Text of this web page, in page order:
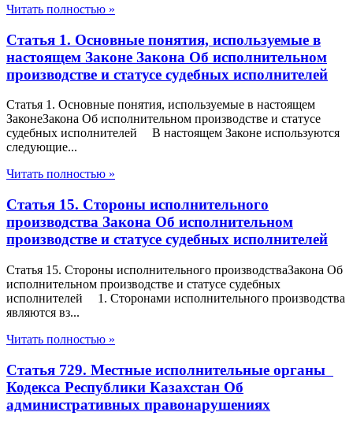
Читать полностью »
Статья 1. Основные понятия, используемые в
настоящем Законе Закона Об исполнительном
производстве и статусе судебных исполнителей
Статья 1. Основные понятия, используемые в настоящем
ЗаконеЗакона Об исполнительном производстве и статусе
судебных исполнителей В настоящем Законе используются
следующие...
Читать полностью »
Статья 15. Стороны исполнительного
производства Закона Об исполнительном
производстве и статусе судебных исполнителей
Статья 15. Стороны исполнительного производстваЗакона Об
исполнительном производстве и статусе судебных
исполнителей 1. Сторонами исполнительного производства
являются вз...
Читать полностью »
Статья 729. Местные исполнительные органы
Кодекса Республики Казахстан Об
административных правонарушениях